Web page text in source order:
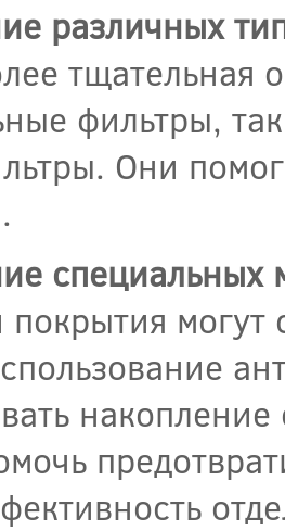
различных
тщательная
фильтры,
Они
специальных
накопление